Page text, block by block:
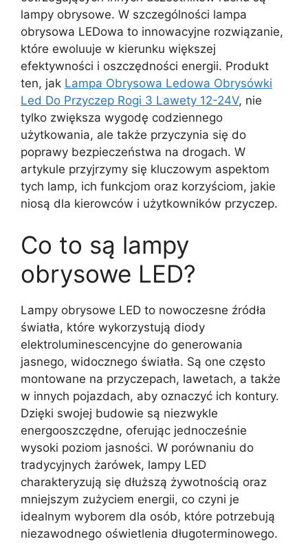
lampy obrysowe. W szczególności lampa
obrysowa LEDowa to innowacyjne rozwiązanie,
które ewoluuje w kierunku większej
efektywności i oszczędności energii. Produkt
ten, jak Lampa Obrysowa Ledowa Obrysówki
Led Do Przyczep Rogi 3 Lawety 12-24V, nie
tylko zwiększa wygodę codziennego
użytkowania, ale także przyczynia się do
poprawy bezpieczeństwa na drogach. W
artykule przyjrzymy się kluczowym aspektom
tych lamp, ich funkcjom oraz korzyściom, jakie
niosą dla kierowców i użytkowników przyczep.
Co to są lampy
obrysowe LED?
Lampy obrysowe LED to nowoczesne źródła
światła, które wykorzystują diody
elektroluminescencyjne do generowania
jasnego, widocznego światła. Są one często
montowane na przyczepach, lawetach, a także
w innych pojazdach, aby oznaczyć ich kontury.
Dzięki swojej budowie są niezwykle
energooszczędne, oferując jednocześnie
wysoki poziom jasności. W porównaniu do
tradycyjnych żarówek, lampy LED
charakteryzują się dłuższą żywotnością oraz
mniejszym zużyciem energii, co czyni je
idealnym wyborem dla osób, które potrzebują
niezawodnego oświetlenia długoterminowego.